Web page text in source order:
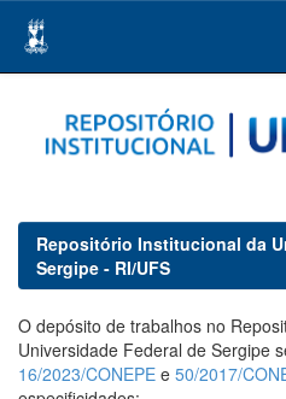
navigation
Repositório Institucional da
Sergipe - RI/UFS
O depósito de trabalhos no
Universidade Federal de Sergipe
16/2023/CONEPE e 50/2017/